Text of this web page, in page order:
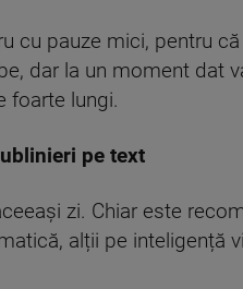
cu pauze mici, pentru
dar la un moment dat
foarte lungi.
pe text
zi. Chiar este
alții pe inteligență